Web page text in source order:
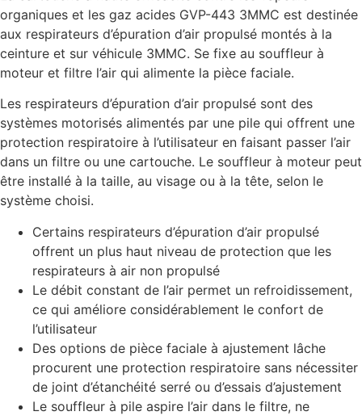
organiques et les gaz acides GVP-443 3MMC est destinée
aux respirateurs d’épuration d’air propulsé montés à la
ceinture et sur véhicule 3MMC. Se fixe au souffleur à
moteur et filtre l’air qui alimente la pièce faciale.
Les respirateurs d’épuration d’air propulsé sont des
systèmes motorisés alimentés par une pile qui offrent une
protection respiratoire à l’utilisateur en faisant passer l’air
dans un filtre ou une cartouche. Le souffleur à moteur peut
être installé à la taille, au visage ou à la tête, selon le
système choisi.
Certains respirateurs d’épuration d’air propulsé
offrent un plus haut niveau de protection que les
respirateurs à air non propulsé
Le débit constant de l’air permet un refroidissement,
ce qui améliore considérablement le confort de
l’utilisateur
Des options de pièce faciale à ajustement lâche
procurent une protection respiratoire sans nécessiter
de joint d’étanchéité serré ou d’essais d’ajustement
Le souffleur à pile aspire l’air dans le filtre, ne